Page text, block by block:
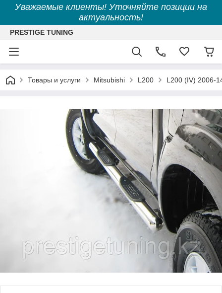
Уважаемые клиенты! Уточняйте позиции на
актуальность!
PRESTIGE TUNING
Товары и услуги Mitsubishi L200 L200 (IV) 2006-